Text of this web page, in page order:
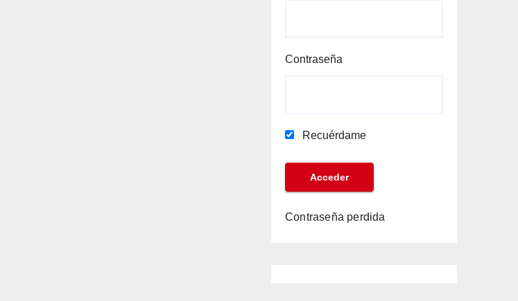
Contraseña
Recuérdame
Contraseña perdida